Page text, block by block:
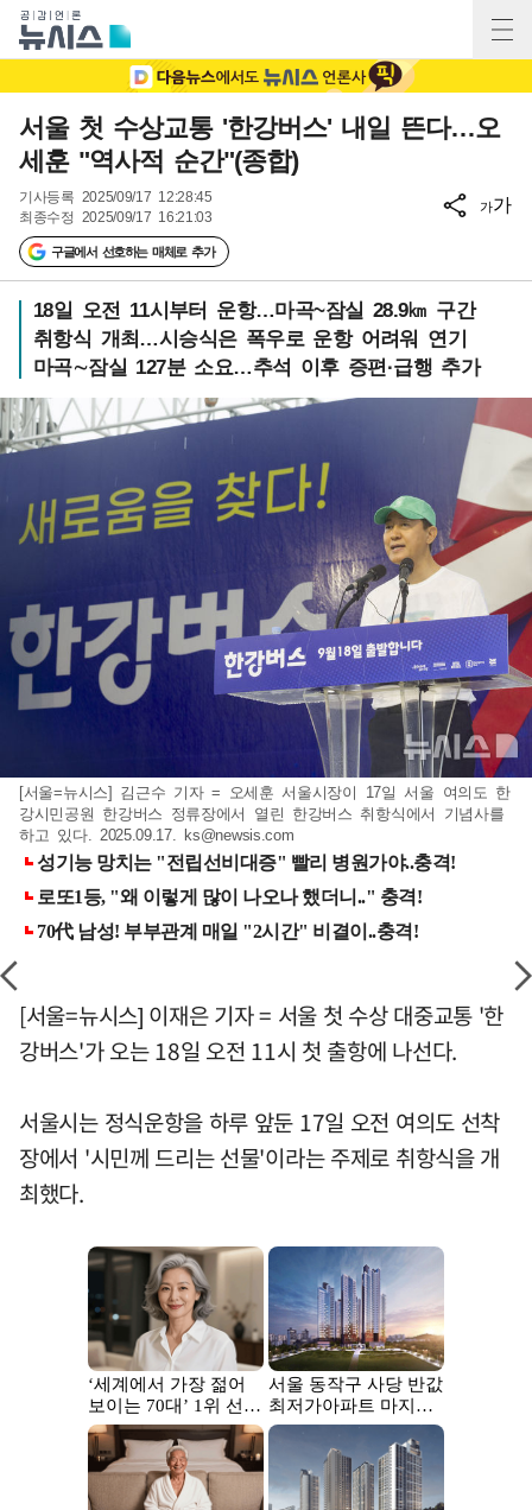
서울 첫 수상교통 '한강버스' 내일 뜬다…오
세훈 "역사적 순간"(종합)
기사등록 2025/09/17 12:28:45
최종수정 2025/09/17 16:21:03
구글에서 선호하는 매체로 추가
가가
18일 오전 11시부터 운항…마곡~잠실 28.9㎞ 구간
취항식 개최…시승식은 폭우로 운항 어려워 연기
마곡∼잠실 127분 소요…추석 이후 증편·급행 추가
[서울=뉴시스] 김근수 기자 = 오세훈 서울시장이 17일 서울 여의도 한
강시민공원 한강버스 정류장에서 열린 한강버스 취항식에서 기념사를
하고 있다. 2025.09.17. ks@newsis.com
[서울=뉴시스] 이재은 기자 = 서울 첫 수상 대중교통 '한
강버스'가 오는 18일 오전 11시 첫 출항에 나선다.
서울시는 정식운항을 하루 앞둔 17일 오전 여의도 선착
장에서 '시민께 드리는 선물'이라는 주제로 취항식을 개
최했다.